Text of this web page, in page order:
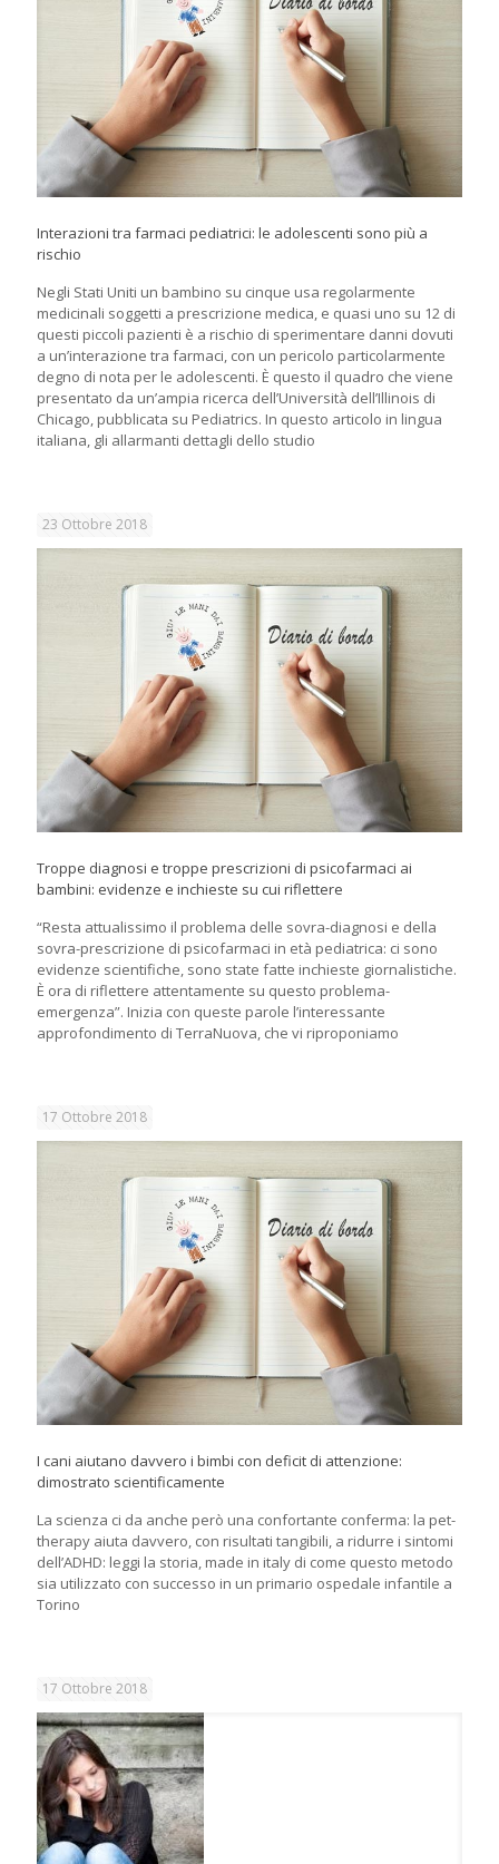
Interazioni tra farmaci pediatrici: le adolescenti sono più a
rischio
Negli Stati Uniti un bambino su cinque usa regolarmente
medicinali soggetti a prescrizione medica, e quasi uno su 12 di
questi piccoli pazienti è a rischio di sperimentare danni dovuti
a un’interazione tra farmaci, con un pericolo particolarmente
degno di nota per le adolescenti. È questo il quadro che viene
presentato da un’ampia ricerca dell’Università dell’Illinois di
Chicago, pubblicata su Pediatrics. In questo articolo in lingua
italiana, gli allarmanti dettagli dello studio
23 Ottobre 2018
Troppe diagnosi e troppe prescrizioni di psicofarmaci ai
bambini: evidenze e inchieste su cui riflettere
“Resta attualissimo il problema delle sovra-diagnosi e della
sovra-prescrizione di psicofarmaci in età pediatrica: ci sono
evidenze scientifiche, sono state fatte inchieste giornalistiche.
È ora di riflettere attentamente su questo problema-
emergenza”. Inizia con queste parole l’interessante
approfondimento di TerraNuova, che vi riproponiamo
17 Ottobre 2018
I cani aiutano davvero i bimbi con deficit di attenzione:
dimostrato scientificamente
La scienza ci da anche però una confortante conferma: la pet-
therapy aiuta davvero, con risultati tangibili, a ridurre i sintomi
dell’ADHD: leggi la storia, made in italy di come questo metodo
sia utilizzato con successo in un primario ospedale infantile a
Torino
17 Ottobre 2018